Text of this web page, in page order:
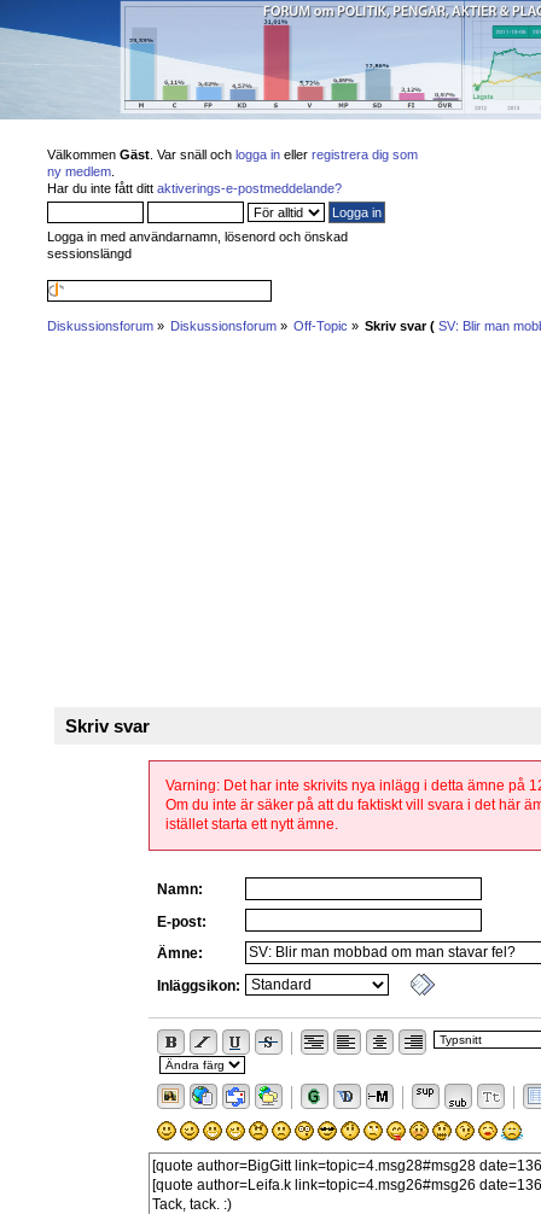
Välkommen Gäst. Var snäll och logga ineller registrera dig som
ny medlem.
Har du inte fått ditt aktiverings-e-postmeddelande?
Logga in med användarnamn, lösenord och önskad
sessionslängd
Diskussionsforum» Diskussionsforum» Off-Topic » Skriv svar (SV: Blir man
Skriv svar
Varning: Det har inte skrivits nya inlägg i detta ämne på
Om du inte är säker på att du faktiskt vill svara i det här
istället starta ett nytt ämne.
Namn:
E-post:
Ämne:
Inläggsikon: